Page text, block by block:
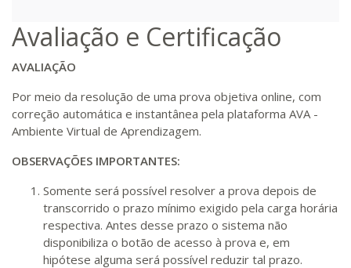
Avaliação e Certificação
AVALIAÇÃO
Por meio da resolução de uma prova objetiva online, com
correção automática e instantânea pela plataforma AVA -
Ambiente Virtual de Aprendizagem.
OBSERVAÇÕES IMPORTANTES:
Somente será possível resolver a prova depois de
transcorrido o prazo mínimo exigido pela carga horária
respectiva. Antes desse prazo o sistema não
disponibiliza o botão de acesso à prova e, em
hipótese alguma será possível reduzir tal prazo.